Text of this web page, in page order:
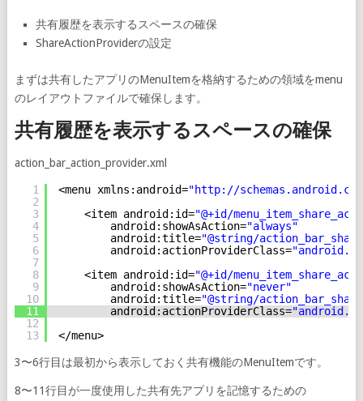
共有履歴を表示するスペースの確保
ShareActionProviderの設定
まずは共有したアプリのMenuItemを格納するための領域をmenu
のレイアウトファイルで確保します。
共有履歴を表示するスペースの確保
action_bar_action_provider.xml
1
2
3
4
5
6
7
8
9
10
11
12
13
<menu xmlns:android="http://
<item android:id="@+id/
android:showAsAction="always"
android:title="@string/
android:actionProviderClass=
<item android:id="@+id/
android:showAsAction="never"
android:title="@string/
android:actionProviderClass=
</menu>
3〜6行目は最初から表示しておく共有機能のMenuItemです。
8〜11行目が一度使用した共有先アプリを記憶するための